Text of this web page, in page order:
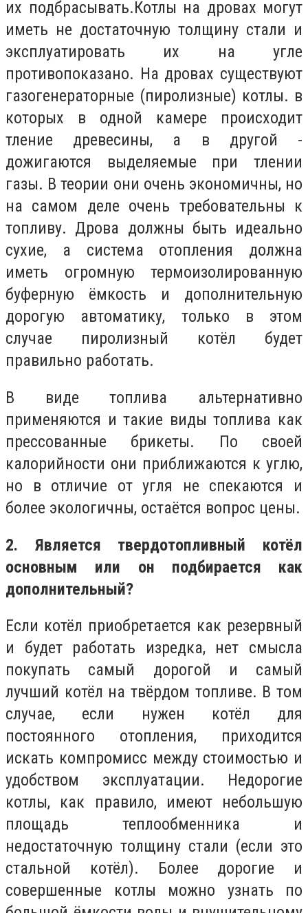
их подбрасывать.Котлы на дровах могут
иметь не достаточную толщину стали и
эксплуатировать их на угле
противопоказано. На дровах существуют
газогенераторные (пиролизные) котлы. в
которых в одной камере происходит
тление древесины, а в другой -
дожигаются выделяемые при тлении
газы. В теории они очень экономичны, но
на самом деле очень требовательны к
топливу. Дрова должны быть идеально
сухие, а система отопления должна
иметь огромную термоизолированную
буферную ёмкость и дополнительную
дорогую автоматику, только в этом
случае пиролизный котёл будет
правильно работать.
В виде топлива альтернативно
применяются и такие виды топлива как
прессованные брикеты. По своей
калорийности они приближаются к углю,
но в отличие от угля не спекаются и
более экологичны, остаётся вопрос цены.
2. Является твердотопливный котёл
основным или он подбирается как
дополнительный?
Если котёл приобретается как резервный
и будет работать изредка, нет смысла
покупать самый дорогой и самый
лучший котёл на твёрдом топливе. В том
случае, если нужен котёл для
постоянного отопления, приходится
искать компромисс между стоимостью и
удобством эксплуатации. Недорогие
котлы, как правило, имеют небольшую
площадь теплообменника и
недостаточную толщину стали (если это
стальной котёл). Более дорогие и
совершенные котлы можно узнать по